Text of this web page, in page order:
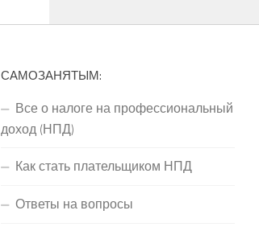
САМОЗАНЯТЫМ:
Все о налоге на профессиональный
доход (НПД)
Как стать плательщиком НПД
Ответы на вопросы